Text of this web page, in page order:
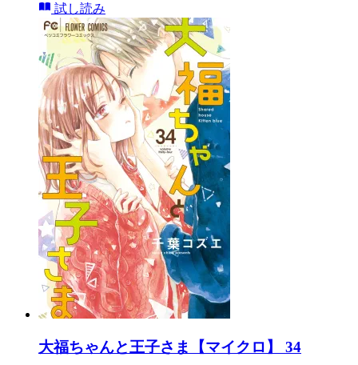
試し読み
大福ちゃんと王子さま【マイクロ】 34